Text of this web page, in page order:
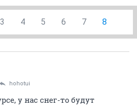
3 4 5 6 7 8
hohotui
у нас снег-то будут